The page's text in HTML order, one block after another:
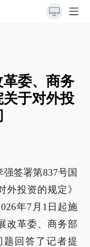
委、商务
于对外投
签署第837号国
外投资的规定》
年7月1日起施
改革委、商务部
回答了记者提